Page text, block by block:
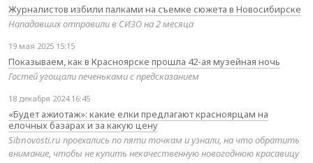
Журналистов избили палками на съемке сюжета в Новосибирске
Нападавших отправили в СИЗО на 2 месяца
19 мая 2025 15:15
Показываем, как в Красноярске прошла 42-ая музейная ночь
Гостей угощали печеньками с предсказанием
18 декабря 2024 16:45
«Будет ажиотаж»: какие елки предлагают красноярцам на
елочных базарах и за какую цену
Sibnovosti.ru проехались по пяти точкам и узнали, на что обратить
внимание, чтобы не купить некачественную новогоднюю красавицу